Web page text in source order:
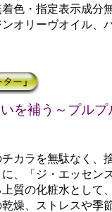
・指定表示成分
リーヴオイル、
を補う～プルプ
ラを無駄なく、捨
「ジ・エッセンス
の化粧水として、
、ストレスや季節